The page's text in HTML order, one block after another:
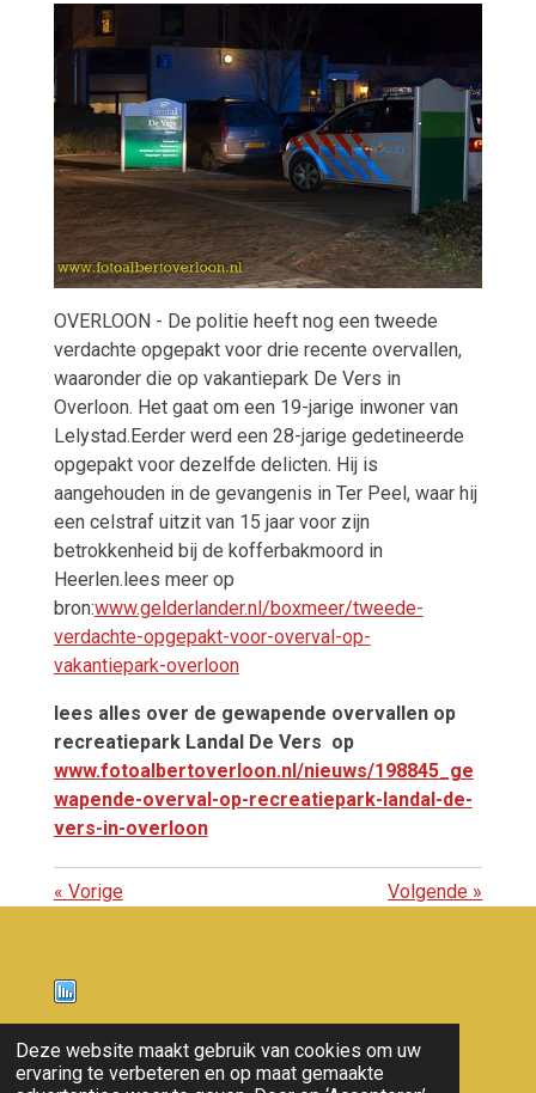
Deze website maakt gebruik van cookies om uw
ervaring te verbeteren en op maat gemaakte
OVERLOON - De politie heeft nog een tweede
verdachte opgepakt voor drie recente overvallen,
waaronder die op vakantiepark De Vers in
Overloon. Het gaat om een 19-jarige inwoner van
Lelystad. Eerder werd een 28-jarige gedetineerde
opgepakt voor dezelfde delicten. Hij is
aangehouden in de gevangenis in Ter Peel, waar hij
een celstraf uitzit van 15 jaar voor zijn
betrokkenheid bij de kofferbakmoord in
Heerlen.lees meer op
bron:www.gelderlander.nl/boxmeer/tweede-
verdachte-opgepakt-voor-overval-op-
vakantiepark-overloon
lees alles over de gewapende overvallen op
recreatiepark Landal De Vers op
www.fotoalbertoverloon.nl/nieuws/198845_ge
wapende-overval-op-recreatiepark-landal-de-
vers-in-overloon
« Vorige Volgende »
Nieuws
© 2011 - 2026 overloon nieuws